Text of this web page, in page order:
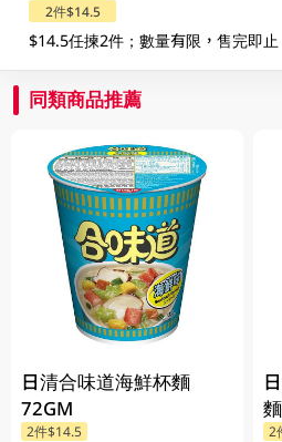
2件$14.5
$14.5任揀2件；數量有限，售完即止
同類商品推薦
日清合味道海鮮杯麵
72GM
2件$14.5 2